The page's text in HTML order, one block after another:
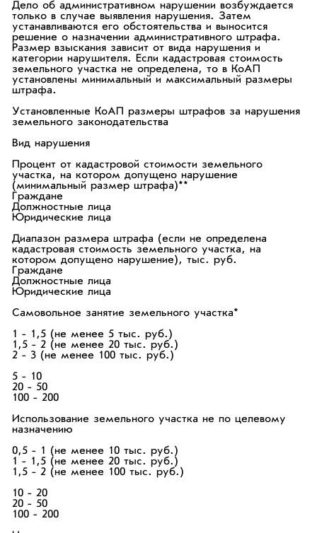
Дело об административном нарушении возбуждается
только в случае выявления нарушения. Затем
устанавливаются его обстоятельства и выносится
решение о назначении административного штрафа.
Размер взыскания зависит от вида нарушения и
категории нарушителя. Если кадастровая стоимость
земельного участка не определена, то в КоАП
установлены минимальный и максимальный размеры
штрафа.
Установленные КоАП размеры штрафов за нарушения
земельного законодательства
Вид нарушения
Процент от кадастровой стоимости земельного
участка, на котором допущено нарушение
(минимальный размер штрафа)**
Граждане
Должностные лица
Юридические лица
Диапазон размера штрафа (если не определена
кадастровая стоимость земельного участка, на
котором допущено нарушение), тыс. руб.
Граждане
Должностные лица
Юридические лица
Самовольное занятие земельного участка*
1 - 1,5 (не менее 5 тыс. руб.)
1,5 - 2 (не менее 20 тыс. руб.)
2 - 3 (не менее 100 тыс. руб.)
5 - 10
20 - 50
100 - 200
Использование земельного участка не по целевому
назначению
0,5 - 1 (не менее 10 тыс. руб.)
1 - 1,5 (не менее 20 тыс. руб.)
1,5 - 2 (не менее 100 тыс. руб.)
10 - 20
20 - 50
100 - 200